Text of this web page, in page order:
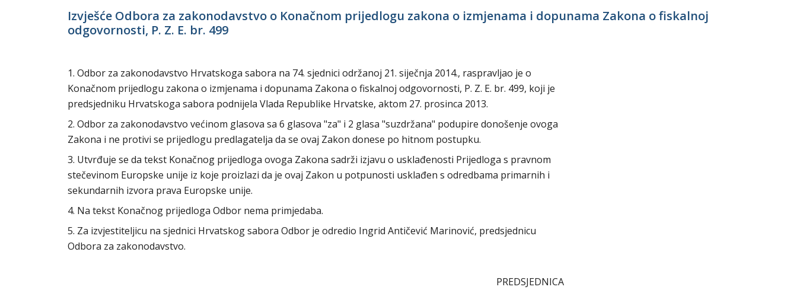
Izvješće Odbora za zakonodavstvo o Konačnom prijedlogu zakona o izmjenama i dopunama Zakona o fiskalnoj
odgovornosti, P. Z. E. br. 499
1. Odbor za zakonodavstvo Hrvatskoga sabora na 74. sjednici održanoj 21. siječnja 2014., raspravljao je o
Konačnom prijedlogu zakona o izmjenama i dopunama Zakona o fiskalnoj odgovornosti, P. Z. E. br. 499, koji je
predsjedniku Hrvatskoga sabora podnijela Vlada Republike Hrvatske, aktom 27. prosinca 2013.
2. Odbor za zakonodavstvo većinom glasova sa 6 glasova "za" i 2 glasa "suzdržana" podupire donošenje ovoga
Zakona i ne protivi se prijedlogu predlagatelja da se ovaj Zakon donese po hitnom postupku.
3. Utvrđuje se da tekst Konačnog prijedloga ovoga Zakona sadrži izjavu o usklađenosti Prijedloga s pravnom
stečevinom Europske unije iz koje proizlazi da je ovaj Zakon u potpunosti usklađen s odredbama primarnih i
sekundarnih izvora prava Europske unije.
4. Na tekst Konačnog prijedloga Odbor nema primjedaba.
5. Za izvjestiteljicu na sjednici Hrvatskog sabora Odbor je odredio Ingrid Antičević Marinović, predsjednicu
Odbora za zakonodavstvo.
PREDSJEDNICA